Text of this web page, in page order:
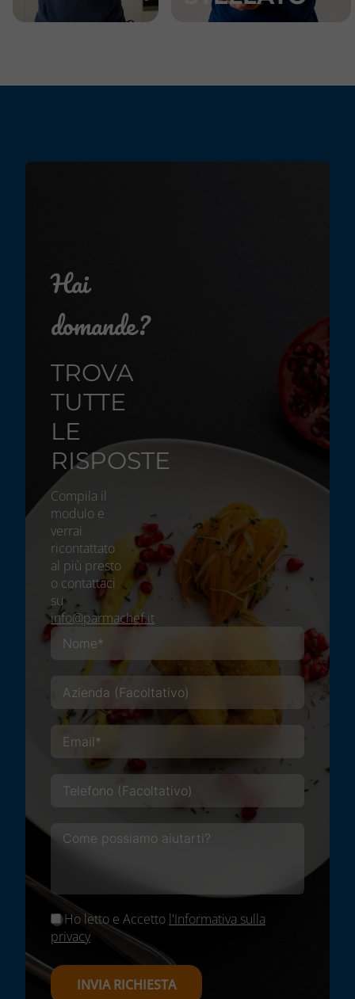
Hai
domande?
TROVA
TUTTE
LE
RISPOSTE
Compila il
modulo e
verrai
ricontattato
al più presto
o contattaci
su
info@parmachef.it
Ho letto e Accetto l'Informativa sulla
privacy
INVIA RICHIESTA